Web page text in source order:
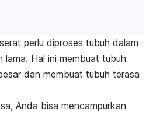
perlu diproses tubuh dalam
lama. Hal ini membuat tubuh
dan membuat tubuh terasa
Anda bisa mencampurkan